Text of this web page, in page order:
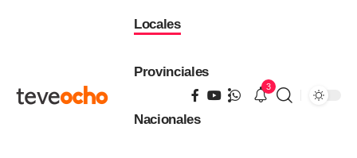
Locales
Provinciales
Nacionales
3